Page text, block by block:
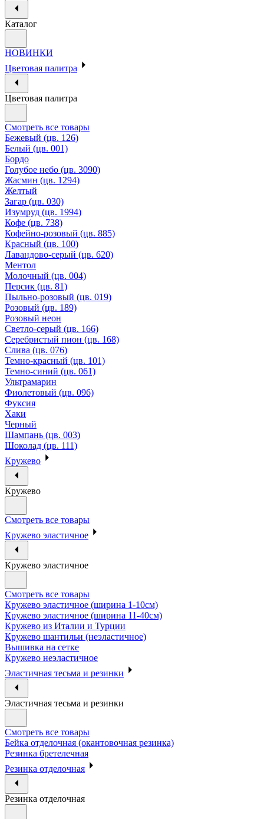
Каталог
НОВИНКИ
Цветовая палитра
Цветовая палитра
Смотреть все товары
Бежевый (цв. 126)
Белый (цв. 001)
Бордо
Голубое небо (цв. 3090)
Жасмин (цв. 1294)
Желтый
Загар (цв. 030)
Изумруд (цв. 1994)
Кофе (цв. 738)
Кофейно-розовый (цв. 885)
Красный (цв. 100)
Лавандово-серый (цв. 620)
Ментол
Молочный (цв. 004)
Персик (цв. 81)
Пыльно-розовый (цв. 019)
Розовый (цв. 189)
Розовый неон
Светло-серый (цв. 166)
Серебристый пион (цв. 168)
Слива (цв. 076)
Темно-красный (цв. 101)
Темно-синий (цв. 061)
Ультрамарин
Фиолетовый (цв. 096)
Фуксия
Хаки
Черный
Шампань (цв. 003)
Шоколад (цв. 111)
Кружево
Кружево
Смотреть все товары
Кружево эластичное
Кружево эластичное
Смотреть все товары
Кружево эластичное (ширина 1-10см)
Кружево эластичное (ширина 11-40см)
Кружево из Италии и Турции
Кружево шантильи (неэластичное)
Вышивка на сетке
Кружево неэластичное
Эластичная тесьма и резинки
Эластичная тесьма и резинки
Смотреть все товары
Бейка отделочная (окантовочная резинка)
Резинка бретелечная
Резинка отделочная
Резинка отделочная